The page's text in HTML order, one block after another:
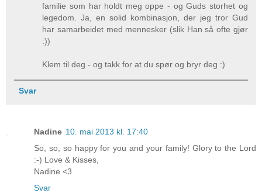
familie som har holdt meg oppe - og Guds storhet og
legedom. Ja, en solid kombinasjon, der jeg tror Gud
har samarbeidet med mennesker (slik Han så ofte gjør
:))
Klem til deg - og takk for at du spør og bryr deg :)
Svar
Nadine 10. mai 2013 kl. 17:40
So, so, so happy for you and your family! Glory to the Lord
:-) Love & Kisses,
Nadine <3
Svar